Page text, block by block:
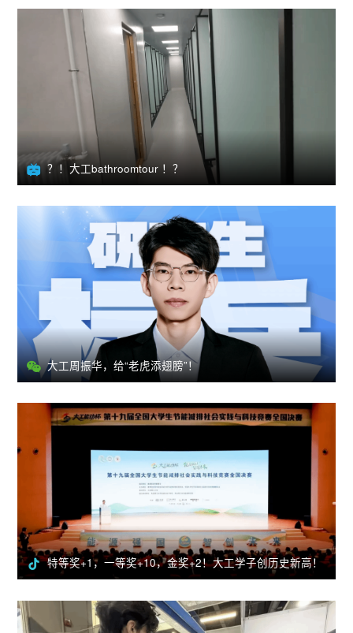
？！大工bathroomtour ！？
大工周振华，给“老虎添翅膀”！
特等奖+1，一等奖+10，金奖+2！大工学子创历史新高！